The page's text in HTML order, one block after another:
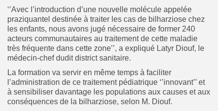
‘’Avec l’introduction d’une nouvelle molécule appelée
praziquantel destinée à traiter les cas de bilharziose chez
les enfants, nous avons jugé nécessaire de former 240
acteurs communautaires au traitement de cette maladie
très fréquente dans cette zone’’, a expliqué Latyr Diouf, le
médecin-chef dudit district sanitaire.
La formation va servir en même temps à faciliter
l’administration de ce traitement pédiatrique ‘’innovant’’ et
à sensibiliser davantage les populations aux causes et aux
conséquences de la bilharziose, selon M. Diouf.